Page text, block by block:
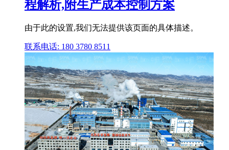
程解析,附生产成本控制方案
由于此的设置,我们无法提供该页面的具体描述。
联系电话: 180 3780 8511